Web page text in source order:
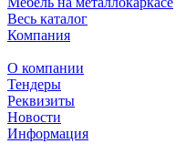
Весь каталог
Компания
О компании
Тендеры
Реквизиты
Новости
Информация